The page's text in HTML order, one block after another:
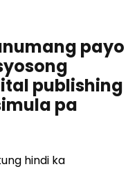
payo
publishing
pa
hindi ka